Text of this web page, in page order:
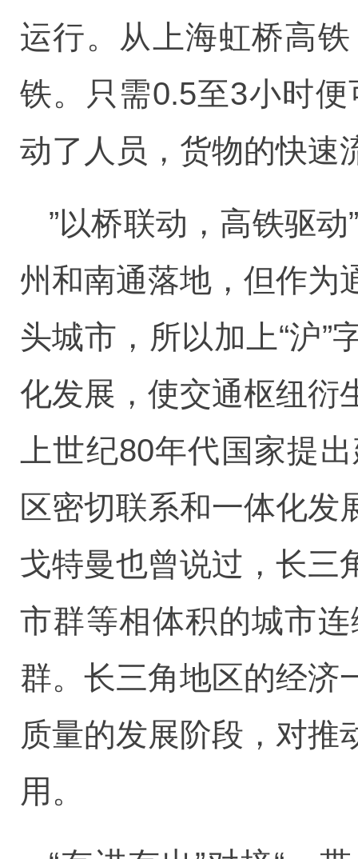
运行。从上海虹桥高
铁。只需0.5至3小时
动了人员，货物的快速
”以桥联动，高铁驱
州和南通落地，但作为
头城市，所以加上“沪”
化发展，使交通枢纽衍
上世纪80年代国家提
区密切联系和一体化发
戈特曼也曾说过，长三
市群等相体积的城市
群。长三角地区的经济
质量的发展阶段，对推
用。